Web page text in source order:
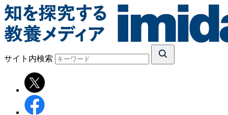
サイト内検索